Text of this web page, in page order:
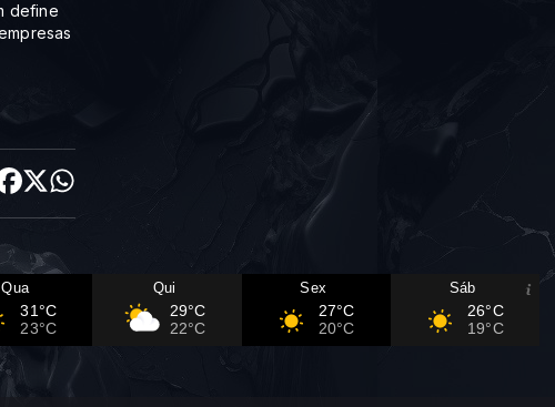
define
Qua
31°C
23°C
Qui
29°C
22°C
Sex
27°C
20°C
Sáb
26°C
19°C